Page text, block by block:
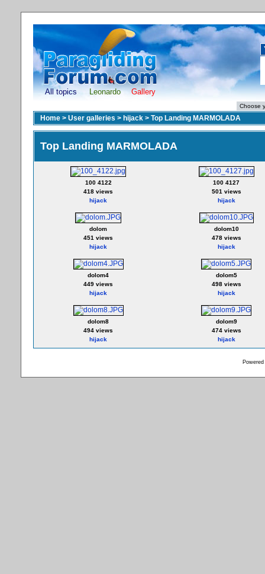
All topics Leonardo Gallery
Home > User galleries > hijack > Top Landing MARMOLADA
Top Landing MARMOLADA
100 4122
418 views
hijack
100 4127
501 views
hijack
dolom
451 views
hijack
dolom10
478 views
hijack
dolom4
449 views
hijack
dolom5
498 views
hijack
dolom8
494 views
hijack
dolom9
474 views
hijack